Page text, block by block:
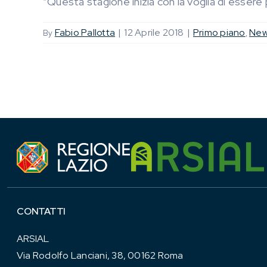
By Fabio Pallotta | 12 Aprile 2018 | Primo piano,
CONTATTI
ARSIAL
Via Rodolfo Lanciani, 38, 00162 Roma